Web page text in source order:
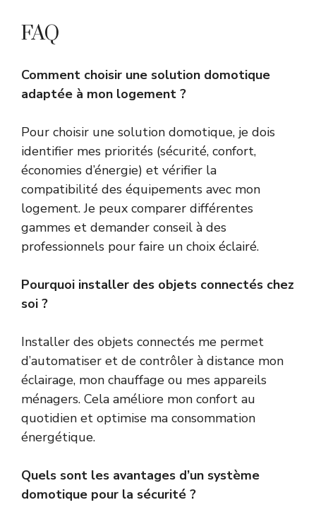
FAQ
Comment choisir une solution domotique
adaptée à mon logement ?
Pour choisir une solution domotique, je dois
identifier mes priorités (sécurité, confort,
économies d’énergie) et vérifier la
compatibilité des équipements avec mon
logement. Je peux comparer différentes
gammes et demander conseil à des
professionnels pour faire un choix éclairé.
Pourquoi installer des objets connectés chez
soi ?
Installer des objets connectés me permet
d’automatiser et de contrôler à distance mon
éclairage, mon chauffage ou mes appareils
ménagers. Cela améliore mon confort au
quotidien et optimise ma consommation
énergétique.
Quels sont les avantages d’un système
domotique pour la sécurité ?